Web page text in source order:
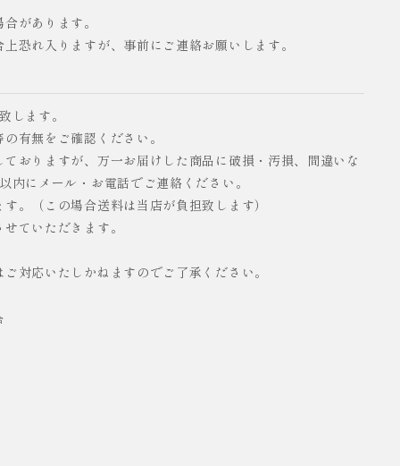
があります。
恐れ入りますが、事前にご連絡お願いします。
します。
有無をご確認ください。
おりますが、万一お届けした商品に破損・汚損、間違いな
内にメール・お電話でご連絡ください。
。（この場合送料は当店が負担致します）
ていただきます。
対応いたしかねますのでご了承ください。